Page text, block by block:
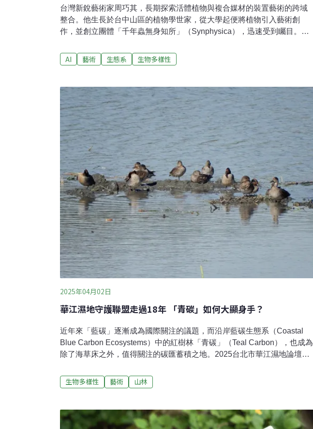
台灣新銳藝術家周巧其，長期探索活體植物與複合媒材的裝置藝術的跨域
整合。他生長於台中山區的植物學世家，從大學起便將植物引入藝術創
作，並創立團體「千年蟲無身知所」（Synphysica），迅速受到矚目。此
茲電子藝術節，兼具創作與研究的深度。攻讀清華大學碩博士期間，他提
出「生物物聯網」前瞻概念，並於國際頂尖研討會發表。周巧其現往返台
中心研究員與韓國亞洲文化殿堂駐館藝術家。2024年，他獲美國洛克斐勒
基金會－亞洲文化協會獎助肯定，持續以藝術與科學交會之作，推動人類
與自然的新對話。山林裡的童年 與植物為伴的啟蒙周巧其出生於一個與植
物緊密相連的家庭：父母從事植物研究，他從小在台中山區長大，家中與
周遭充滿各式研究植物的實驗場域。那是一個相對封閉的研究村落，孩童
稀少，與人互動的機
AI 藝術 生態系 生物多樣性
2025年04月02日
華江濕地守護聯盟走過18年 「青碳」如何大顯身手？
近年來「藍碳」逐漸成為國際關注的議題，而沿岸藍碳生態系（Coastal
Blue Carbon Ecosystems）中的紅樹林「青碳」（Teal Carbon），也成為
除了海草床之外，值得關注的碳匯蓄積之地。2025台北市華江濕地論壇，3
也保有許多珍貴物種，如台灣蜆、台灣厚蟹等，提供了生態教育與生態調
查的機會。華江濕地的減碳潛力：從青碳到生態現況台師大理學院副院長
碳」視為可發展的方向，其中藍碳生態系中的紅樹林「青碳」，也是作為
碳匯蓄積的重要場所。青碳指的是儲存在內陸淡水濕地中的碳，包括植
生物多樣性 藝術 山林